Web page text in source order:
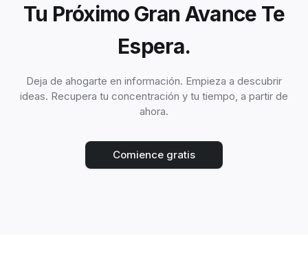
Tu Próximo Gran Avance Te
Espera.
Deja de ahogarte en información. Empieza a descubrir
ideas. Recupera tu concentración y tu tiempo, a partir de
ahora.
Comience gratis